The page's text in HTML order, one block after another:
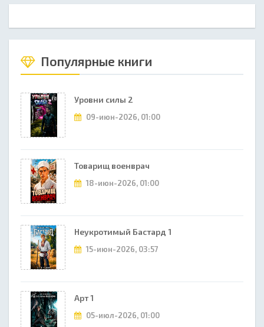
Популярные книги
Уровни силы 2
09-июн-2026, 01:00
Товарищ военврач
18-июн-2026, 01:00
Неукротимый Бастард 1
15-июн-2026, 03:57
Арт 1
05-июл-2026, 01:00